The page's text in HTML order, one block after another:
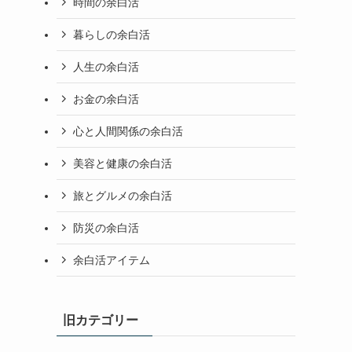
暮らしの余白活
人生の余白活
お金の余白活
心と人間関係の余白活
美容と健康の余白活
旅とグルメの余白活
防災の余白活
余白活アイテム
旧カテゴリー